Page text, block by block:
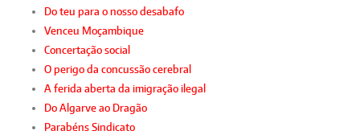
Do teu para o nosso desabafo
Venceu Moçambique
Concertação social
O perigo da concussão cerebral
A ferida aberta da imigração ilegal
Do Algarve ao Dragão
Parabéns Sindicato